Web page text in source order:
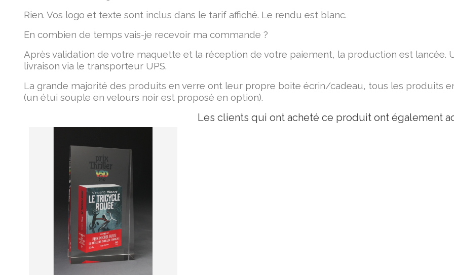
Rien. Vos logo et texte sont inclus dans le tarif affiché. Le rendu est blanc.
En combien de temps vais-je recevoir ma commande ?
Après validation de votre maquette et la réception de votre paiement, la production est lancée.
livraison via le transporteur UPS.
La grande majorité des produits en verre ont leur propre boite écrin/cadeau, tous les produits
(un étui souple en velours noir est proposé en option).
Les clients qui ont acheté ce produit ont également